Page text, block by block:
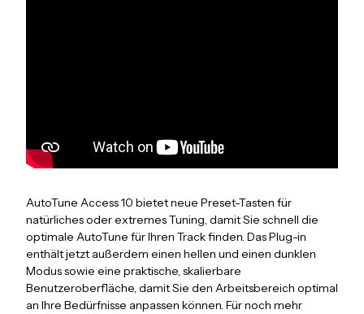
AutoTune Access 10 bietet neue Preset-Tasten für
natürliches oder extremes Tuning, damit Sie schnell die
optimale AutoTune für Ihren Track finden. Das Plug-in
enthält jetzt außerdem einen hellen und einen dunklen
Modus sowie eine praktische, skalierbare
Benutzeroberfläche, damit Sie den Arbeitsbereich optimal
an Ihre Bedürfnisse anpassen können. Für noch mehr